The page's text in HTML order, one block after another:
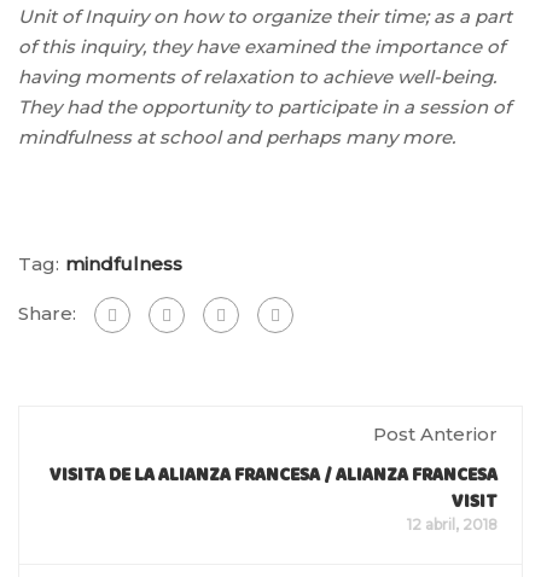
Unit of Inquiry on how to organize their time; as a part
of this inquiry, they have examined the importance of
having moments of relaxation to achieve well-being.
They had the opportunity to participate in a session of
mindfulness at school and perhaps many more.
Tag: mindfulness
Share:
Post Anterior
VISITA DE LA ALIANZA FRANCESA / ALIANZA FRANCESA
VISIT
12 abril, 2018